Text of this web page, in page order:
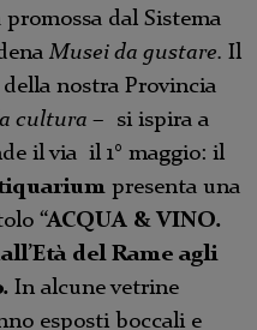
dal Sistema
Musei da gustare. Il
nostra Provincia
cultura – si ispira a
il via il 1° maggio: il
presenta una
“ACQUA & VINO.
del Rame agli
In alcune vetrine
esposti boccali e